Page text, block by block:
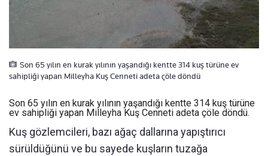
Son 65 yılın en kurak yılının yaşandığı kentte 314 kuş türüne ev
sahipliği yapan Milleyha Kuş Cenneti adeta çöle döndü
Son 65 yılın en kurak yılının yaşandığı kentte 314 kuş türüne
ev sahipliği yapan Milleyha Kuş Cenneti adeta çöle döndü.
Kuş gözlemcileri, bazı ağaç dallarına yapıştırıcı
sürüldüğünü ve bu sayede kuşların tuzağa